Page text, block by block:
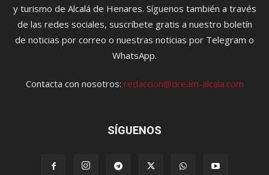
y turismo de Alcalá de Henares. Síguenos también a través
de las redes sociales, suscríbete gratis a nuestro boletín
de noticias por correo o nuestras noticias por Telegram o
WhatsApp.
Contacta con nosotros: redaccion@dream-alcala.com
SÍGUENOS